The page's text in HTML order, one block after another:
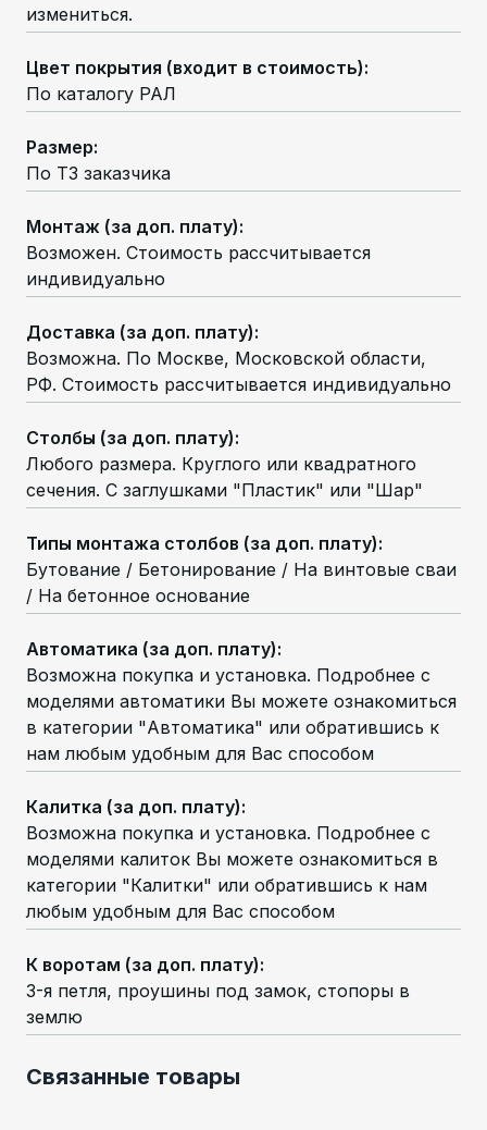
измениться.
Цвет покрытия (входит в стоимость):
По каталогу РАЛ
Размер:
По ТЗ заказчика
Монтаж (за доп. плату):
Возможен. Стоимость рассчитывается
индивидуально
Доставка (за доп. плату):
Возможна. По Москве, Московской области,
РФ. Стоимость рассчитывается индивидуально
Столбы (за доп. плату):
Любого размера. Круглого или квадратного
сечения. С заглушками "Пластик" или "Шар"
Типы монтажа столбов (за доп. плату):
Бутование / Бетонирование / На винтовые сваи
/ На бетонное основание
Автоматика (за доп. плату):
Возможна покупка и установка. Подробнее с
моделями автоматики Вы можете ознакомиться
в категории "Автоматика" или обратившись к
нам любым удобным для Вас способом
Калитка (за доп. плату):
Возможна покупка и установка. Подробнее с
моделями калиток Вы можете ознакомиться в
категории "Калитки" или обратившись к нам
любым удобным для Вас способом
К воротам (за доп. плату):
3-я петля, проушины под замок, стопоры в
землю
Связанные товары